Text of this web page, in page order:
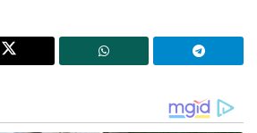
നിഷേധിച്ചു, ഇന്ന്
പ്രതാപ് ; കോസ്റ്റ് ഗാർഡ്